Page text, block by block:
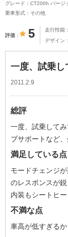
グレード：CT200h バージ
乗車形式：その他
評価 5 走行性能
デザイン
一度、試乗し
2011.2.9
総評
一度、試乗して
ブサポートなど
満足している点
モードチェンジ
のレスポンスが鋭
内装もシートヒ
不満な点
車高が低すぎる